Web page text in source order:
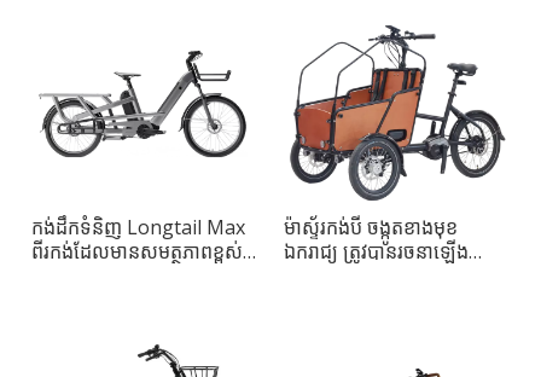
កង់ដឹកទំនិញ Longtail Max
ពីរកង់ដែលមានសមត្ថភាពខ្ពស់
ម៉ាស្ទ័រកង់បី ចង្កូតខាងមុខ
ឯករាជ្យ ត្រូវបានរចនាឡើង